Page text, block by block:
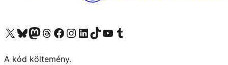
Visit our X (formerly Twitter) account
Visit our Bluesky account
Twitter csatornánk
Visit our Threads account
Facebook oldalunk megtekintése
Visit our Instagram account
Visit our LinkedIn account
Visit our TikTok account
Visit our YouTube channel
Visit our Tumblr account
A kód költemény.